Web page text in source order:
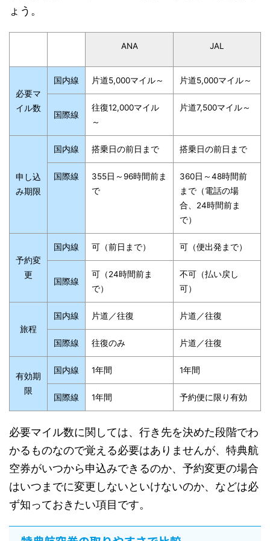
ょう。
ANA JAL
必要マ
イル数
国内線 片道5,000マイル～ 片道5,000マイル～
国際線
往復12,000マイル
～
片道7,500マイル～
申し込
み期限
国内線 搭乗日の前日まで 搭乗日の前日まで
国際線
355日～96時間前ま
で
360日～48時間前
まで（電話の場
合、24時間前ま
で）
予約変
更
国内線 可（前日まで） 可（便出発まで）
国際線
可（24時間前ま
で）
不可（払い戻し
可）
旅程
国内線 片道／往復 片道／往復
国際線 往復のみ 片道／往復
有効期
限
国内線 1年間 1年間
国際線 1年間 予約便に限り有効
必要マイル数に関しては、行き先を決めた段階でわ
かるものなので覚える必要はありませんが、特典航
空券がいつから申込みできるのか、予約変更の場合
はいつまでに変更しないといけないのか、などは必
ず知っておきたい項目です。